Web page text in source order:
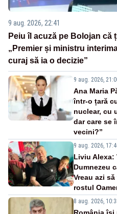
9 aug. 2026, 22:41
Peiu îl acuză pe Bolojan că
„Premier și ministru
curaj să ia o decizie”
9 aug. 2026,
Ana Maria
într-o țară
nuclear, cu
dar care se
vecini?”
9 aug. 2026,
Liviu Alexa:
Dumnezeu
Vreau azi
rostul
8 aug. 2026,
România își